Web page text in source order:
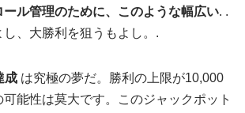
ル管理のために、このような幅広い. .
、大勝利を狙うもよし。.
成 は究極の夢だ。勝利の上限が10,000
能性は莫大です。このジャックポット